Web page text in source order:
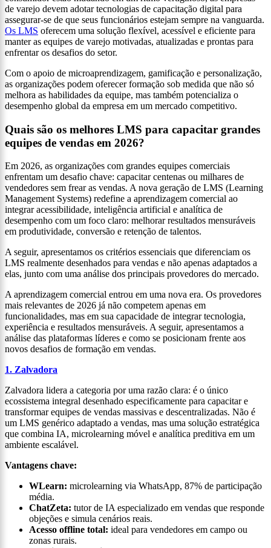
de varejo devem adotar tecnologias de capacitação digital para
assegurar-se de que seus funcionários estejam sempre na vanguarda.
Os LMS oferecem uma solução flexível, acessível e eficiente para
manter as equipes de varejo motivadas, atualizadas e prontas para
enfrentar os desafios do setor.
Com o apoio de microaprendizagem, gamificação e personalização,
as organizações podem oferecer formação sob medida que não só
melhora as habilidades da equipe, mas também potencializa o
desempenho global da empresa em um mercado competitivo.
Quais são os melhores LMS para capacitar grandes
equipes de vendas em 2026?
Em 2026, as organizações com grandes equipes comerciais
enfrentam um desafio chave: capacitar centenas ou milhares de
vendedores sem frear as vendas. A nova geração de LMS (Learning
Management Systems) redefine a aprendizagem comercial ao
integrar acessibilidade, inteligência artificial e analítica de
desempenho com um foco claro: melhorar resultados mensuráveis
em produtividade, conversão e retenção de talentos.
A seguir, apresentamos os critérios essenciais que diferenciam os
LMS realmente desenhados para vendas e não apenas adaptados a
elas, junto com uma análise dos principais provedores do mercado.
A aprendizagem comercial entrou em uma nova era. Os provedores
mais relevantes de 2026 já não competem apenas em
funcionalidades, mas em sua capacidade de integrar tecnologia,
experiência e resultados mensuráveis. A seguir, apresentamos a
análise das plataformas líderes e como se posicionam frente aos
novos desafios de formação em vendas.
1. Zalvadora
Zalvadora lidera a categoria por uma razão clara: é o único
ecossistema integral desenhado especificamente para capacitar e
transformar equipes de vendas massivas e descentralizadas. Não é
um LMS genérico adaptado a vendas, mas uma solução estratégica
que combina IA, microlearning móvel e analítica preditiva em um
ambiente escalável.
Vantagens chave:
WLearn: microlearning via WhatsApp, 87% de participação
média.
ChatZeta: tutor de IA especializado em vendas que responde
objeções e simula cenários reais.
Acesso offline total: ideal para vendedores em campo ou
zonas rurais.